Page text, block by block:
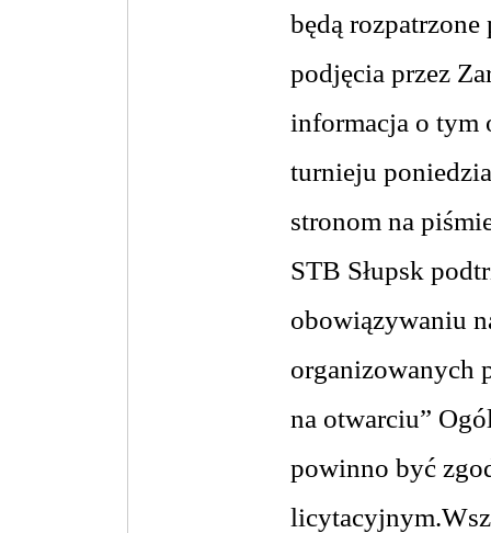
będą
podjęcia przez
informacja o tym
turnieju
stronom na
STB Słupsk
obowiązywaniu
organizowanych
na otwarciu”
powinno być
licytacyjnym.